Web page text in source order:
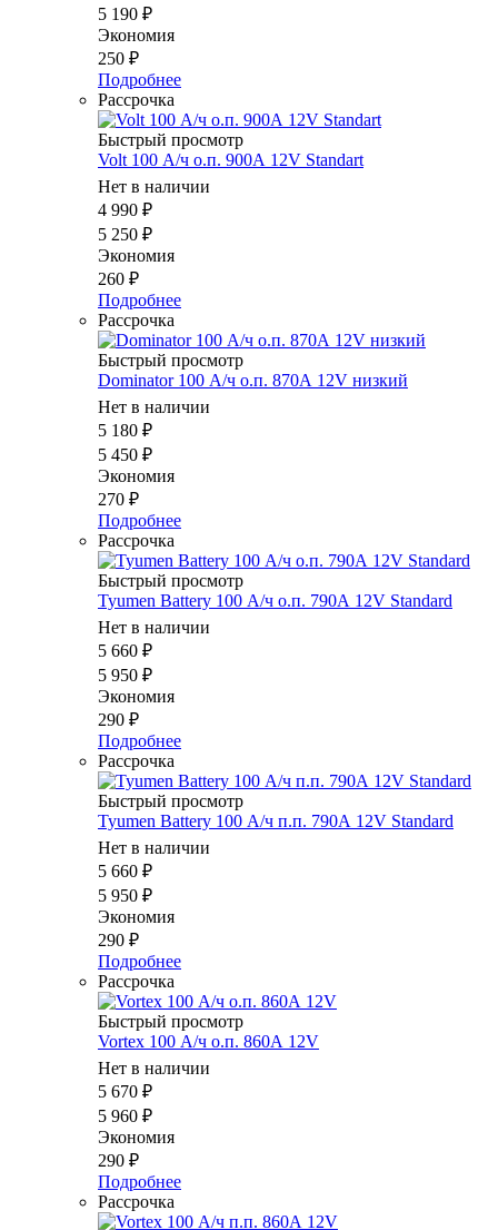
5 190 ₽
Экономия
250 ₽
Подробнее
Рассрочка
Быстрый просмотр
Volt 100 А/ч о.п. 900А 12V Standart
Нет в наличии
4 990 ₽
5 250 ₽
Экономия
260 ₽
Подробнее
Рассрочка
Быстрый просмотр
Dominator 100 А/ч о.п. 870А 12V низкий
Нет в наличии
5 180 ₽
5 450 ₽
Экономия
270 ₽
Подробнее
Рассрочка
Быстрый просмотр
Tyumen Battery 100 А/ч о.п. 790А 12V Standard
Нет в наличии
5 660 ₽
5 950 ₽
Экономия
290 ₽
Подробнее
Рассрочка
Быстрый просмотр
Tyumen Battery 100 А/ч п.п. 790А 12V Standard
Нет в наличии
5 660 ₽
5 950 ₽
Экономия
290 ₽
Подробнее
Рассрочка
Быстрый просмотр
Vortex 100 А/ч о.п. 860А 12V
Нет в наличии
5 670 ₽
5 960 ₽
Экономия
290 ₽
Подробнее
Рассрочка